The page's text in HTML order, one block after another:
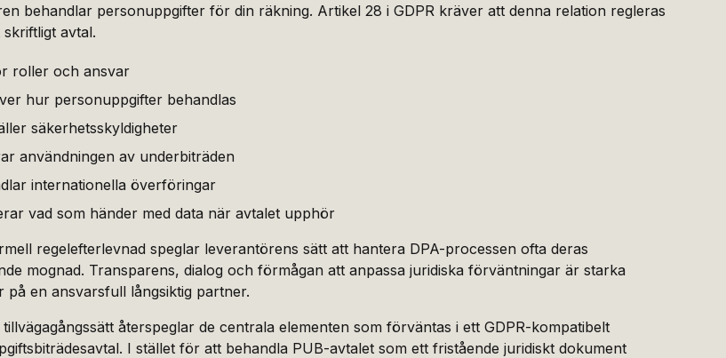
behandlar personuppgifter för din räkning. Artikel 28 i GDPR kräver att denna relation regleras
avtal.
roller och ansvar
hur personuppgifter behandlas
säkerhetsskyldigheter
användningen av underbiträden
internationella överföringar
vad som händer med data när avtalet upphör
regelefterlevnad speglar leverantörens sätt att hantera DPA-processen ofta deras
mognad. Transparens, dialog och förmågan att anpassa juridiska förväntningar är starka
på en ansvarsfull långsiktig partner.
återspeglar de centrala elementen som förväntas i ett GDPR-kompatibelt
I stället för att behandla PUB-avtalet som ett fristående juridiskt dokument